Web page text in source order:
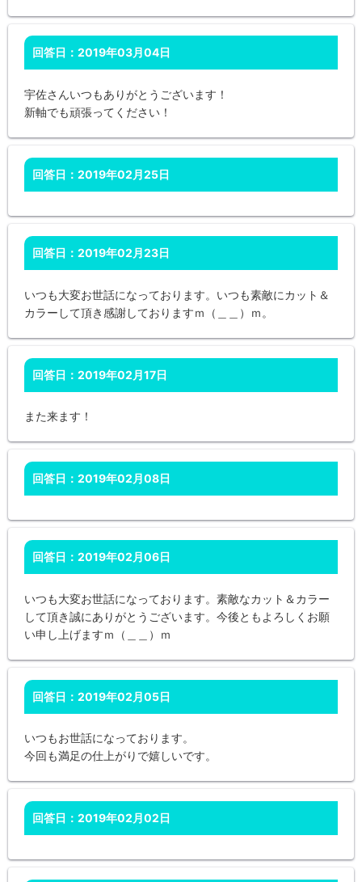
回答日：2019年03月04日
宇佐さんいつもありがとうございます！
新軸でも頑張ってください！
回答日：2019年02月25日
回答日：2019年02月23日
いつも大変お世話になっております。いつも素敵にカット＆
カラーして頂き感謝しておりますｍ（＿＿）ｍ。
回答日：2019年02月17日
また来ます！
回答日：2019年02月08日
回答日：2019年02月06日
いつも大変お世話になっております。素敵なカット＆カラー
して頂き誠にありがとうございます。今後ともよろしくお願
い申し上げますｍ（＿＿）ｍ
回答日：2019年02月05日
いつもお世話になっております。
今回も満足の仕上がりで嬉しいです。
回答日：2019年02月02日